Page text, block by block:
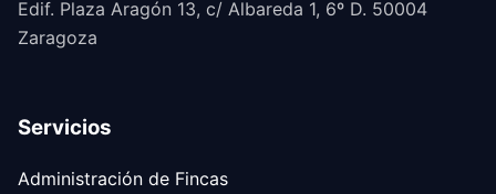
Edif. Plaza Aragón 13, c/ Albareda 1, 6º D. 50004
Zaragoza
Servicios
Administración de Fincas